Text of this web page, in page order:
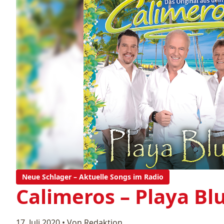
Neue Schlager – Aktuelle Songs im Radio
Calimeros – Playa